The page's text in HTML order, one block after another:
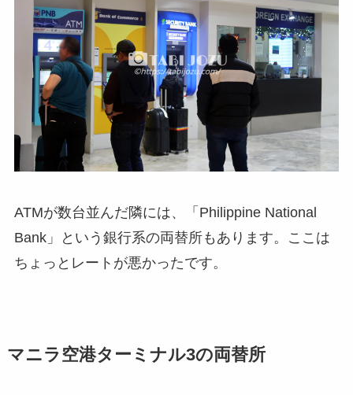
ATMが数台並んだ隣には、「Philippine National
Bank」という銀行系の両替所もあります。ここは
ちょっとレートが悪かったです。
マニラ空港ターミナル3の両替所